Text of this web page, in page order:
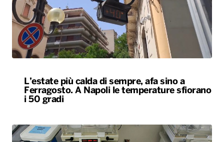
L’estate più calda di sempre, afa sino a
Ferragosto. A Napoli le temperature sfiorano
i 50 gradi